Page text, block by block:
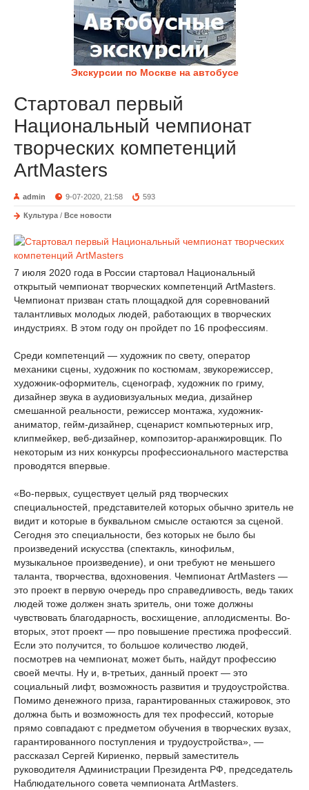
Экскурсии по Москве на автобусе
Стартовал первый
Национальный чемпионат
творческих компетенций
ArtMasters
admin 9-07-2020, 21:58 593
Культура / Все новости
7 июля 2020 года в России стартовал Национальный
открытый чемпионат творческих компетенций ArtMasters.
Чемпионат призван стать площадкой для соревнований
талантливых молодых людей, работающих в творческих
индустриях. В этом году он пройдет по 16 профессиям.
Среди компетенций — художник по свету, оператор
механики сцены, художник по костюмам, звукорежиссер,
художник-оформитель, сценограф, художник по гриму,
дизайнер звука в аудиовизуальных медиа, дизайнер
смешанной реальности, режиссер монтажа, художник-
аниматор, гейм-дизайнер, сценарист компьютерных игр,
клипмейкер, веб-дизайнер, композитор-аранжировщик. По
некоторым из них конкурсы профессионального мастерства
проводятся впервые.
«Во-первых, существует целый ряд творческих
специальностей, представителей которых обычно зритель не
видит и которые в буквальном смысле остаются за сценой.
Сегодня это специальности, без которых не было бы
произведений искусства (спектакль, кинофильм,
музыкальное произведение), и они требуют не меньшего
таланта, творчества, вдохновения. Чемпионат ArtMasters —
это проект в первую очередь про справедливость, ведь таких
людей тоже должен знать зритель, они тоже должны
чувствовать благодарность, восхищение, аплодисменты. Во-
вторых, этот проект — про повышение престижа профессий.
Если это получится, то большое количество людей,
посмотрев на чемпионат, может быть, найдут профессию
своей мечты. Ну и, в-третьих, данный проект — это
социальный лифт, возможность развития и трудоустройства.
Помимо денежного приза, гарантированных стажировок, это
должна быть и возможность для тех профессий, которые
прямо совпадают с предметом обучения в творческих вузах,
гарантированного поступления и трудоустройства», —
рассказал Сергей Кириенко, первый заместитель
руководителя Администрации Президента РФ, председатель
Наблюдательного совета чемпионата ArtMasters.